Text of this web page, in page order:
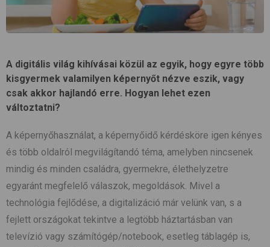
A digitális világ kihívásai közül az egyik, hogy egyre több
kisgyermek valamilyen képernyőt nézve eszik, vagy
csak akkor hajlandó erre. Hogyan lehet ezen
változtatni?
A képernyőhasználat, a képernyőidő kérdésköre igen kényes
és több oldalról megvilágítandó téma, amelyben nincsenek
mindig és minden családra, gyermekre, élethelyzetre
egyaránt megfelelő válaszok, megoldások. Mivel a
technológia fejlődése, a digitalizáció már velünk van, s a
fejlett országokat tekintve a legtöbb háztartásban van
televízió vagy számítógép/notebook, esetleg táblagép is,